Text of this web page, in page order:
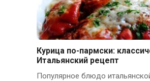
Курица по-пармски:
Итальянский рецепт
Популярное блюдо